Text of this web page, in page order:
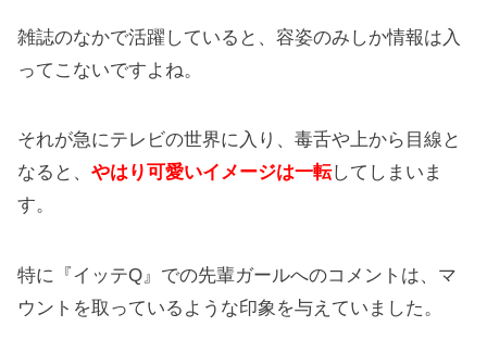
雑誌のなかで活躍していると、容姿のみしか情報は入
ってこないですよね。
それが急にテレビの世界に入り、毒舌や上から目線と
なると、やはり可愛いイメージは一転してしまいま
す。
特に『イッテQ』での先輩ガールへのコメントは、マ
ウントを取っているような印象を与えていました。